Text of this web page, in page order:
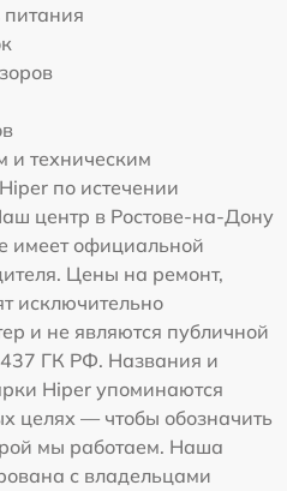
питания
и техническим
по истечении
центр в Ростове-на-Дону
имеет официальной
Цены на ремонт,
исключительно
и не являются публичной
437 ГК РФ. Названия и
Hiper упоминаются
целях — чтобы обозначить
мы работаем. Наша
с владельцами